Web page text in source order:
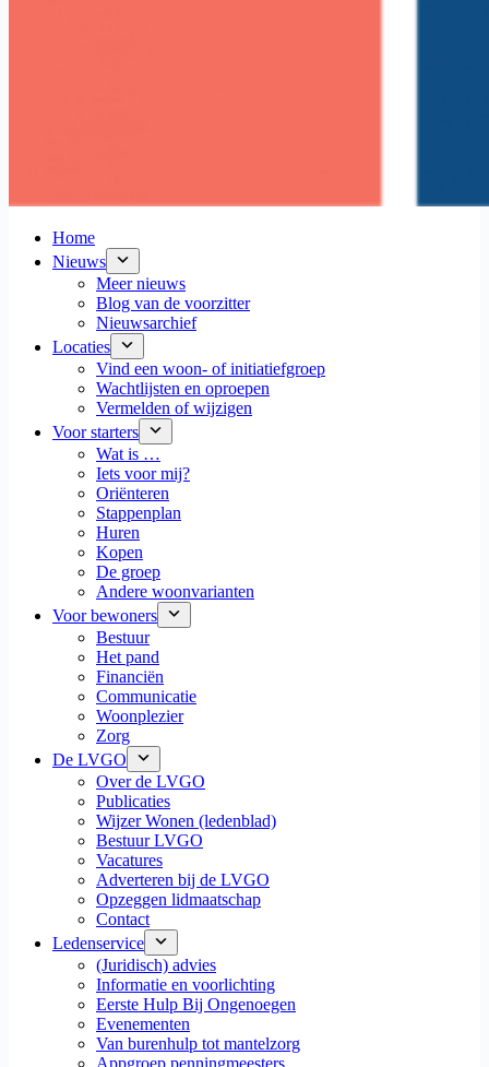
Home
Nieuws
Meer nieuws
Blog van de voorzitter
Nieuwsarchief
Locaties
Vind een woon- of initiatiefgroep
Wachtlijsten en oproepen
Vermelden of wijzigen
Voor starters
Wat is …
Iets voor mij?
Oriënteren
Stappenplan
Huren
Kopen
De groep
Andere woonvarianten
Voor bewoners
Bestuur
Het pand
Financiën
Communicatie
Woonplezier
Zorg
De LVGO
Over de LVGO
Publicaties
Wijzer Wonen (ledenblad)
Bestuur LVGO
Vacatures
Adverteren bij de LVGO
Opzeggen lidmaatschap
Contact
Ledenservice
(Juridisch) advies
Informatie en voorlichting
Eerste Hulp Bij Ongenoegen
Evenementen
Van burenhulp tot mantelzorg
Appgroep penningmeesters